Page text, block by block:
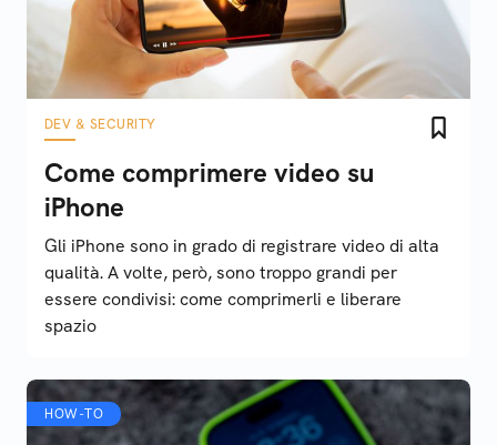
DEV & SECURITY
Come comprimere video su
iPhone
Gli iPhone sono in grado di registrare video di alta
qualità. A volte, però, sono troppo grandi per
essere condivisi: come comprimerli e liberare
spazio
HOW-TO